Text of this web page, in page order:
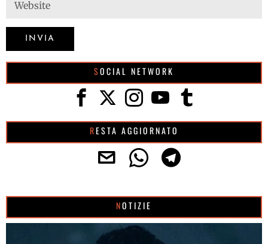
SOCIAL NETWORK
RESTA AGGIORNATO
NOTIZIE